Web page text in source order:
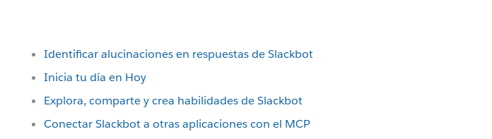
Identificar alucinaciones en respuestas de Slackbot
Inicia tu día en Hoy
Explora, comparte y crea habilidades de Slackbot
Conectar Slackbot a otras aplicaciones con el MCP